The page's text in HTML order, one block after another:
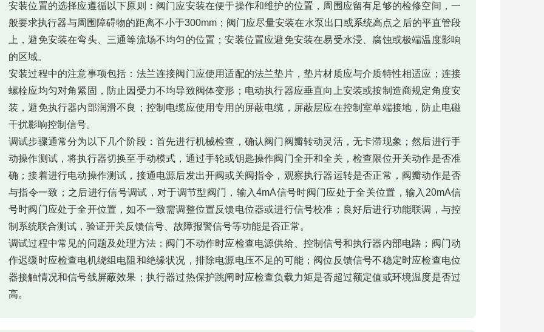
安装位置的选择应遵循以下原则：阀门应安装在便于操作和维护的位置，周围应留有足够的检修空间，一
般要求执行器与周围障碍物的距离不小于300mm；阀门应尽量安装在水泵出口或系统高点之后的平直管段
上，避免安装在弯头、三通等流场不均匀的位置；安装位置应避免安装在易受水浸、腐蚀或极端温度影响
的区域。
安装过程中的注意事项包括：法兰连接阀门应使用适配的法兰垫片，垫片材质应与介质特性相适应；连接
螺栓应均匀对角紧固，防止因受力不均导致阀体变形；电动执行器应垂直向上安装或按制造商规定角度安
装，避免执行器内部润滑不良；控制电缆应使用专用的屏蔽电缆，屏蔽层应在控制室单端接地，防止电磁
干扰影响控制信号。
调试步骤通常分为以下几个阶段：首先进行机械检查，确认阀门阀瓣转动灵活，无卡滞现象；然后进行手
动操作测试，将执行器切换至手动模式，通过手轮或钥匙操作阀门全开和全关，检查限位开关动作是否准
确；接着进行电动操作测试，接通电源后发出开阀或关阀指令，观察执行器运转是否正常，阀瓣动作是否
与指令一致；之后进行信号调试，对于调节型阀门，输入4mA信号时阀门应处于全关位置，输入20mA信
号时阀门应处于全开位置，如不一致需调整位置反馈电位器或进行信号校准；良好后进行功能联调，与控
制系统联合测试，验证开关反馈信号、故障报警信号等功能是否正常。
调试过程中常见的问题及处理方法：阀门不动作时应检查电源供给、控制信号和执行器内部电路；阀门动
作迟缓时应检查电机绕组电阻和绝缘状况，排除电源电压不足的可能；阀位反馈信号不稳定时应检查电位
器接触情况和信号线屏蔽效果；执行器过热保护跳闸时应检查负载力矩是否超过额定值或环境温度是否过
高。